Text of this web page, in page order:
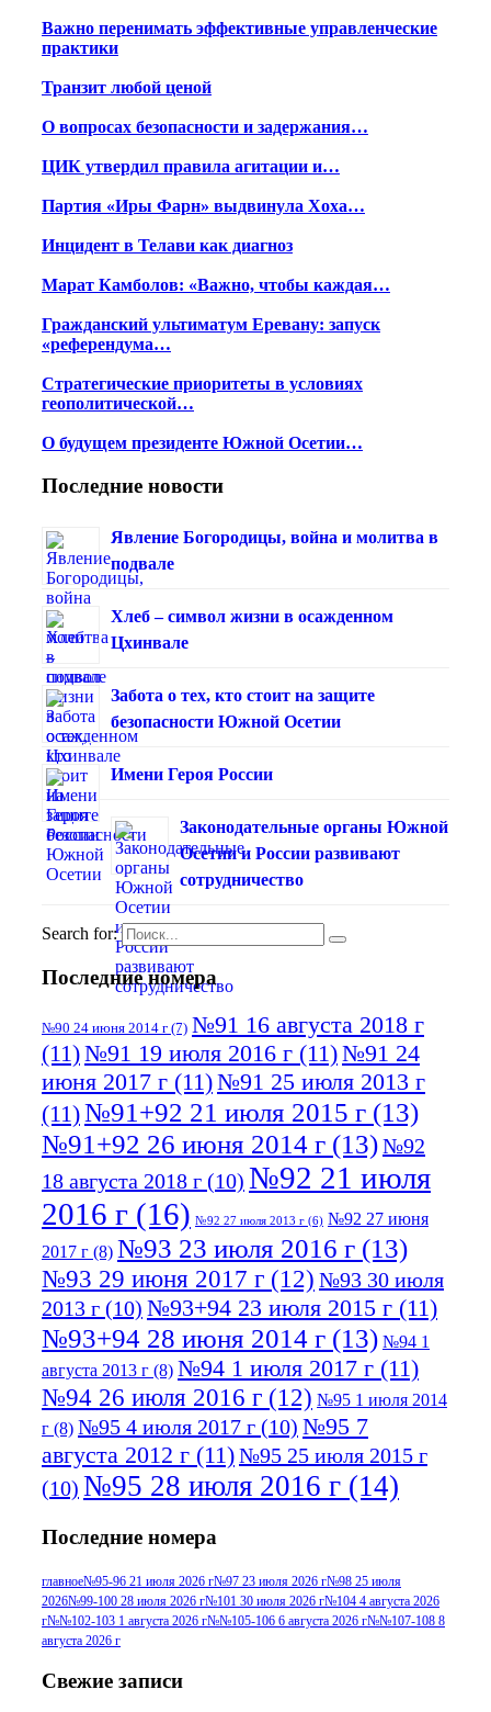
Важно перенимать эффективные управленческие
практики
Транзит любой ценой
О вопросах безопасности и задержания…
ЦИК утвердил правила агитации и…
Партия «Иры Фарн» выдвинула Хоха…
Инцидент в Телави как диагноз
Марат Камболов: «Важно, чтобы каждая…
Гражданский ультиматум Еревану: запуск
«референдума…
Стратегические приоритеты в условиях
геополитической…
О будущем президенте Южной Осетии…
Последние новости
Явление Богородицы, война и молитва в
подвале
Хлеб – символ жизни в осажденном
Цхинвале
Забота о тех, кто стоит на защите
безопасности Южной Осетии
Имени Героя России
Законодательные органы Южной
Осетии и России развивают
сотрудничество
Search for:
Последние номера
№90 24 июня 2014 г (7) №91 16 августа 2018 г
(11)№91 19 июля 2016 г (11)№91 24
июня 2017 г (11)№91 25 июля 2013 г
(11)№91+92 21 июля 2015 г (13)
№91+92 26 июня 2014 г (13)№92
18 августа 2018 г (10) №92 21 июля
2016 г (16) №92 27 июля 2013 г (6) №92 27 июня
2017 г (8) №93 23 июля 2016 г (13)
№93 29 июня 2017 г (12) №93 30 июля
2013 г (10) №93+94 23 июля 2015 г (11)
№93+94 28 июня 2014 г (13) №94 1
августа 2013 г (8) №94 1 июля 2017 г (11)
№94 26 июля 2016 г (12) №95 1 июля 2014
г (8) №95 4 июля 2017 г (10) №95 7
августа 2012 г (11)№95 25 июля 2015 г
(10) №95 28 июля 2016 г (14)
июля 2017 г(11)№96 9 августа 2012
г(13) №96 28 июля 2015 г(9) №96+97 3
июля 2014 г(10)№96+97 30 июля
2016 г(13)
июля 2017 г
Последние номера
главное№95-96 21 июля 2026 г№97 23 июля 2026 г№98 25 июля
2026№99-100 28 июля 2026 г№101 30 июля 2026 г№104 4 августа 2026
г№№102-103 1 августа 2026 г№№105-106 6 августа 2026 г№№107-108 8
августа 2026 г
Свежие записи